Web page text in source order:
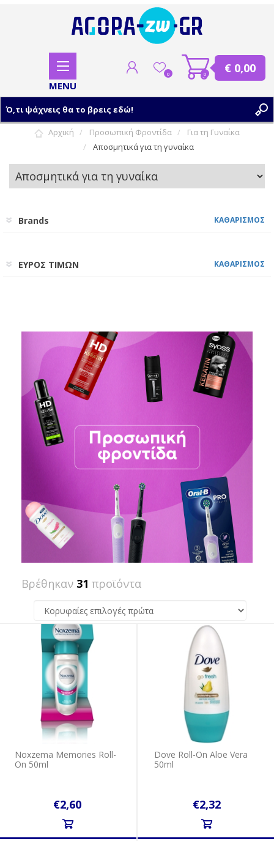
ΣΥΝΔΕΣΗ
0 0 € 0,00
Αρχική Προσωπική Φροντίδα
Για τη Γυναίκα
Αποσμητικά για τη γυναίκα
Brands ΚΑΘΑΡΙΣΜΟΣ
ΕΥΡΟΣ ΤΙΜΩΝ ΚΑΘΑΡΙΣΜΟΣ
Βρέθηκαν 31 προϊόντα
Noxzema Memories Roll-
On 50ml
€2,60
Dove Roll-On Aloe Vera
50ml
€2,32